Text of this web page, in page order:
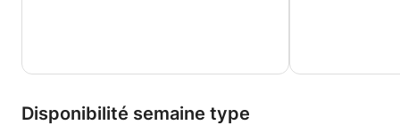
Disponibilité semaine type